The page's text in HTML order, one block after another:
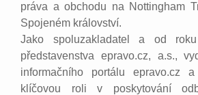
práva a obchodu na Nottingham
Spojeném království.
Jako spoluzakladatel a od
představenstva epravo.cz, a.s.,
informačního portálu epravo.cz
klíčovou roli v poskytování